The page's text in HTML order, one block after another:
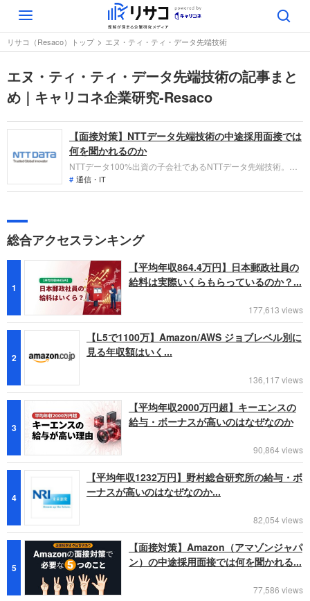
Toggle
navigation
リサコ（Resaco）トップ エヌ・ティ・ティ・データ先端技術
エヌ・ティ・ティ・データ先端技術の記事まと
め｜キャリコネ企業研究-Resaco
【面接対策】NTTデータ先端技術の中途採用面接では
何を聞かれるのか
NTTデータ100%出資の子会社であるNTTデータ先端技術。テ
クニカルコンサルティングやシステムインテグレーションが主
な事業です。中途採用では、即戦力としての力量を問われるの
通信・IT
総合アクセスランキング
1
【平均年収864.4万円】日本郵政社員の
給料は実際いくらもらっているのか？...
177,613 views
2
【L5で1100万】Amazon/AWS ジョブレベル別に
見る年収額はいく...
136,117 views
3
【平均年収2000万円超】キーエンスの
給与・ボーナスが高いのはなぜなのか
90,864 views
4
【平均年収1232万円】野村総合研究所の給与・ボ
ーナスが高いのはなぜなのか...
82,054 views
5
【面接対策】Amazon（アマゾンジャパ
ン）の中途採用面接では何を聞かれる...
77,586 views